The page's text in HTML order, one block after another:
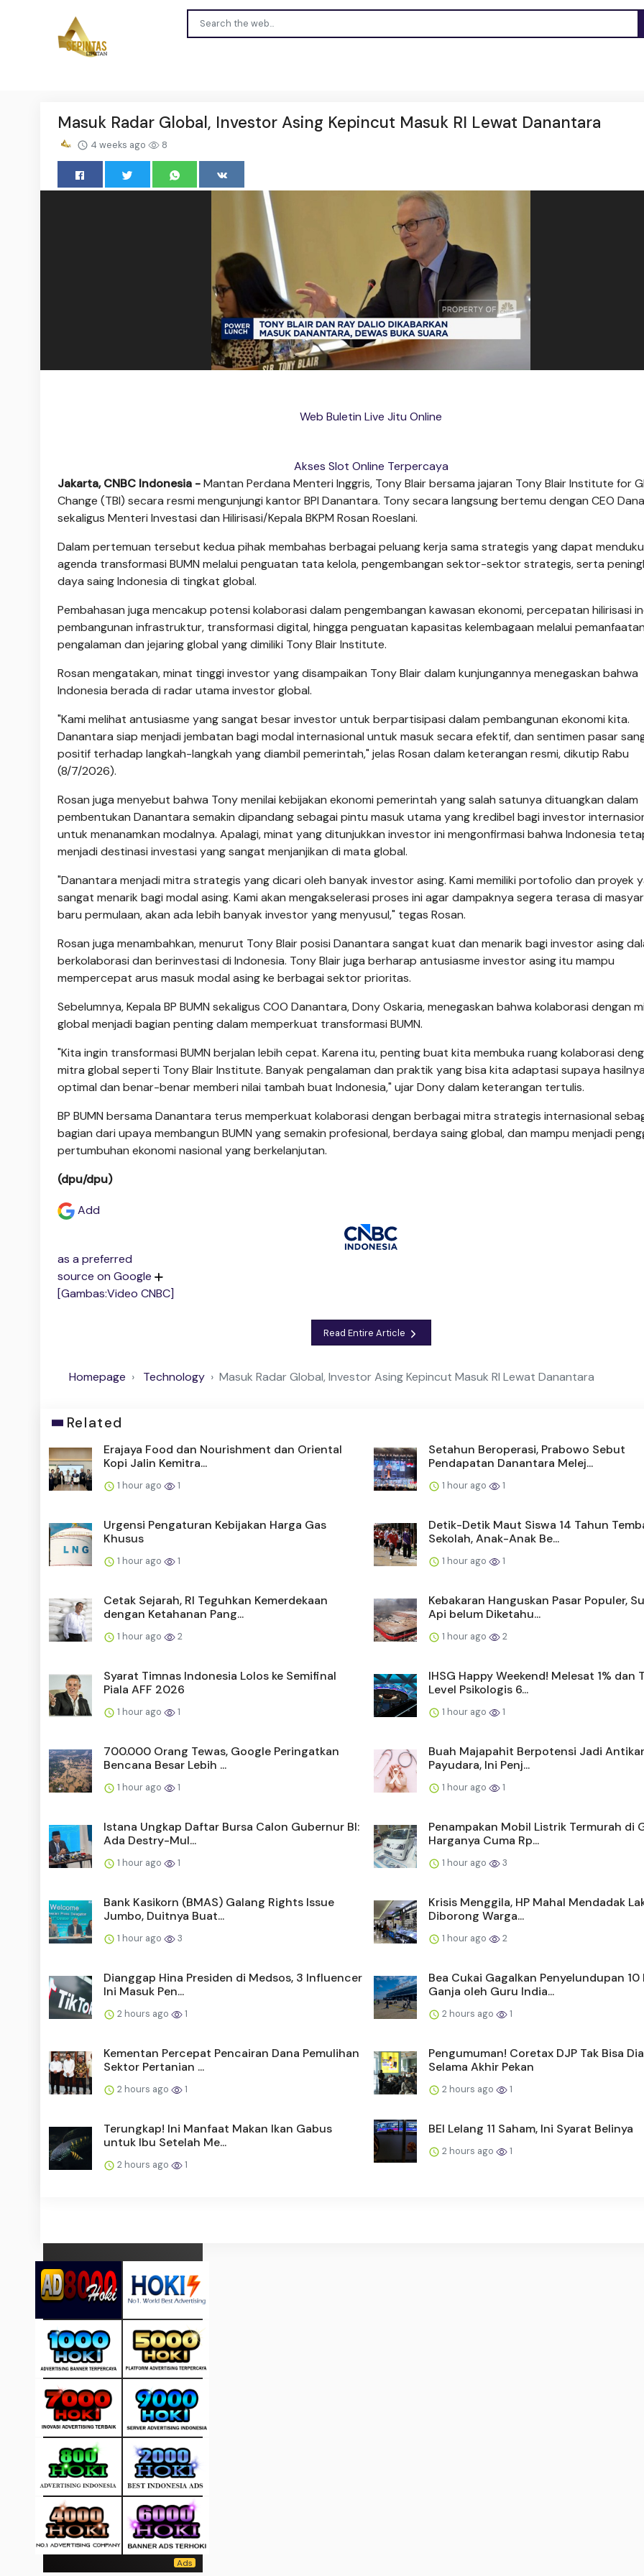
Masuk Radar Global, Investor Asing Kepincut Masuk RI Lewat Danantara
4 weeks ago 8
Web Buletin Live Jitu Online
Akses Slot Online Terpercaya
Jakarta, CNBC Indonesia -Mantan Perdana Menteri Inggris, Tony Blair bersama jajaran Tony Blair Institute for
Change (TBI) secara resmi mengunjungi kantor BPI Danantara. Tony secara langsung bertemu dengan CEO
sekaligus Menteri Investasi dan Hilirisasi/Kepala BKPM Rosan Roeslani.
Dalam pertemuan tersebut kedua pihak membahas berbagai peluang kerja sama strategis yang dapat
agenda transformasi BUMN melalui penguatan tata kelola, pengembangan sektor-sektor strategis, serta
daya saing Indonesia di tingkat global.
Pembahasan juga mencakup potensi kolaborasi dalam pengembangan kawasan ekonomi, percepatan hilirisasi
pembangunan infrastruktur, transformasi digital, hingga penguatan kapasitas kelembagaan melalui pemanfaatan
pengalaman dan jejaring global yang dimiliki Tony Blair Institute.
Rosan mengatakan, minat tinggi investor yang disampaikan Tony Blair dalam kunjungannya menegaskan bahwa
Indonesia berada di radar utama investor global.
"Kami melihat antusiasme yang sangat besar investor untuk berpartisipasi dalam pembangunan ekonomi kita.
Danantara siap menjadi jembatan bagi modal internasional untuk masuk secara efektif, dan sentimen pasar
positif terhadap langkah-langkah yang diambil pemerintah," jelas Rosan dalam keterangan resmi, dikutip Rabu
(8/7/2026).
Rosan juga menyebut bahwa Tony menilai kebijakan ekonomi pemerintah yang salah satunya dituangkan dalam
pembentukan Danantara semakin dipandang sebagai pintu masuk utama yang kredibel bagi investor
untuk menanamkan modalnya. Apalagi, minat yang ditunjukkan investor ini mengonfirmasi bahwa Indonesia
menjadi destinasi investasi yang sangat menjanjikan di mata global.
"Danantara menjadi mitra strategis yang dicari oleh banyak investor asing. Kami memiliki portofolio dan proyek
sangat menarik bagi modal asing. Kami akan mengakselerasi proses ini agar dampaknya segera terasa di
baru permulaan, akan ada lebih banyak investor yang menyusul," tegas Rosan.
Rosan juga menambahkan, menurut Tony Blair posisi Danantara sangat kuat dan menarik bagi investor asing
berkolaborasi dan berinvestasi di Indonesia. Tony Blair juga berharap antusiasme investor asing itu mampu
mempercepat arus masuk modal asing ke berbagai sektor prioritas.
Sebelumnya,Kepala BP BUMN sekaligus COO Danantara, Dony Oskaria, menegaskan bahwa kolaborasi dengan
global menjadi bagian penting dalam memperkuat transformasi BUMN.
"Kita ingin transformasi BUMN berjalan lebih cepat. Karena itu, penting buat kita membuka ruang kolaborasi
mitra global seperti Tony Blair Institute. Banyak pengalaman dan praktik yang bisa kita adaptasi supaya
optimal dan benar-benar memberi nilai tambah buat Indonesia," ujar Dony dalam keterangan tertulis.
BP BUMN bersama Danantara terus memperkuat kolaborasi dengan berbagai mitra strategis internasional
bagian dari upaya membangun BUMN yang semakin profesional, berdaya saing global, dan mampu menjadi
pertumbuhan ekonomi nasional yang berkelanjutan.
(dpu/dpu)
Add
as a preferred
source on Google
[Gambas:Video CNBC]
Read Entire Article
Homepage Technology Masuk Radar Global, Investor Asing Kepincut Masuk RI Lewat Danantara
Related
Erajaya Food dan Nourishment dan Oriental
Kopi Jalin Kemitra...
1 hour ago 1
Setahun Beroperasi, Prabowo Sebut
Pendapatan Danantara Melej...
1 hour ago 1
Urgensi Pengaturan Kebijakan Harga Gas
Khusus
1 hour ago 1
Detik-Detik Maut Siswa 14 Tahun
Sekolah, Anak-Anak Be...
1 hour ago 1
Cetak Sejarah, RI Teguhkan Kemerdekaan
dengan Ketahanan Pang...
1 hour ago 2
Kebakaran Hanguskan Pasar Populer,
Api belum Diketahu...
1 hour ago 2
Syarat Timnas Indonesia Lolos ke Semifinal
Piala AFF 2026
1 hour ago 1
IHSG Happy Weekend! Melesat 1% dan
Level Psikologis 6...
1 hour ago 1
700.000 Orang Tewas, Google Peringatkan
Bencana Besar Lebih ...
1 hour ago 1
Buah Majapahit Berpotensi Jadi
Payudara, Ini Penj...
1 hour ago 1
Istana Ungkap Daftar Bursa Calon Gubernur BI:
Ada Destry-Mul...
1 hour ago 1
Penampakan Mobil Listrik Termurah di
Harganya Cuma Rp...
1 hour ago 3
Bank Kasikorn (BMAS) Galang Rights Issue
Jumbo, Duitnya Buat...
1 hour ago 3
Krisis Menggila, HP Mahal Mendadak
Diborong Warga...
1 hour ago 2
Dianggap Hina Presiden di Medsos, 3 Influencer
Ini Masuk Pen...
2 hours ago 1
Bea Cukai Gagalkan Penyelundupan 10
Ganja oleh Guru India...
2 hours ago 1
Kementan Percepat Pencairan Dana Pemulihan
Sektor Pertanian ...
2 hours ago 1
Pengumuman! Coretax DJP Tak Bisa
Selama Akhir Pekan
2 hours ago 1
Terungkap! Ini Manfaat Makan Ikan Gabus
untuk Ibu Setelah Me...
2 hours ago 1
BEI Lelang 11 Saham, Ini Syarat Belinya
2 hours ago 1